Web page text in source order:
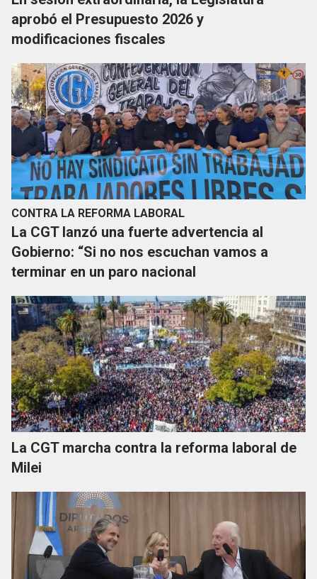
aprobó el Presupuesto 2026 y
modificaciones fiscales
CONTRA LA REFORMA LABORAL
La CGT lanzó una fuerte advertencia al
Gobierno: “Si no nos escuchan vamos a
terminar en un paro nacional
La CGT marcha contra la reforma laboral de
Milei